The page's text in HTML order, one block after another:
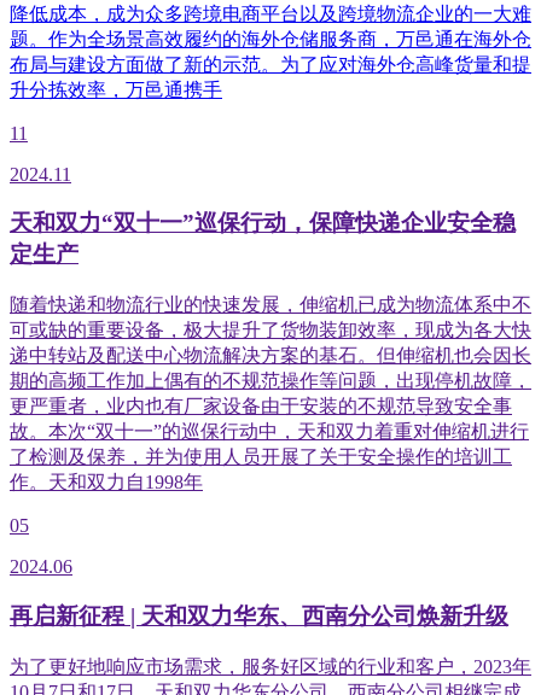
降低成本，成为众多跨境电商平台以及跨境物流企业的一大难
题。作为全场景高效履约的海外仓储服务商，万邑通在海外仓
布局与建设方面做了新的示范。为了应对海外仓高峰货量和提
升分拣效率，万邑通携手
11
2024.11
天和双力“双十一”巡保行动，保障快递企业安全稳
定生产
随着快递和物流行业的快速发展，伸缩机已成为物流体系中不
可或缺的重要设备，极大提升了货物装卸效率，现成为各大快
递中转站及配送中心物流解决方案的基石。但伸缩机也会因长
期的高频工作加上偶有的不规范操作等问题，出现停机故障，
更严重者，业内也有厂家设备由于安装的不规范导致安全事
故。本次“双十一”的巡保行动中，天和双力着重对伸缩机进行
了检测及保养，并为使用人员开展了关于安全操作的培训工
作。天和双力自1998年
05
2024.06
再启新征程 | 天和双力华东、西南分公司焕新升级
为了更好地响应市场需求，服务好区域的行业和客户，2023年